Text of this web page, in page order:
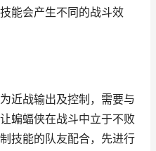
能会产生不同的战斗效
近战输出及控制，需要与
蝙蝠侠在战斗中立于不败
技能的队友配合，先进行